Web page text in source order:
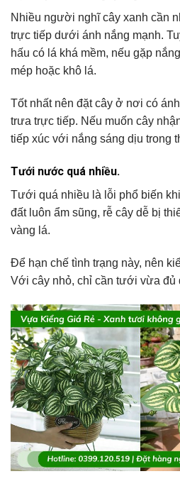
Nhiều người nghĩ cây xanh cần
trực tiếp dưới ánh nắng mạnh.
hấu có lá khá mềm, nếu gặp
mép hoặc khô lá.
Tốt nhất nên đặt cây ở nơi có
trưa trực tiếp. Nếu muốn cây
tiếp xúc với nắng sáng dịu trong
Tưới nước quá nhiều.
Tưới quá nhiều là lỗi phổ biến
đất luôn ẩm sũng, rễ cây dễ bị
vàng lá.
Để hạn chế tình trạng này, nên
Với cây nhỏ, chỉ cần tưới vừa đủ